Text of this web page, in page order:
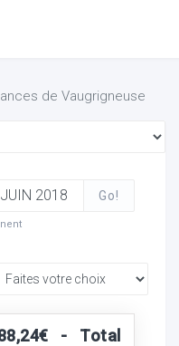
de Vaugrigneuse
Go!
- Total